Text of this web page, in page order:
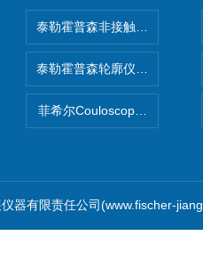
泰勒霍普森非接触式轮廓仪
泰勒霍普森轮廓仪|TAYLOR
菲希尔Couloscope CMS2电
器有限责任公司(www.fischer-